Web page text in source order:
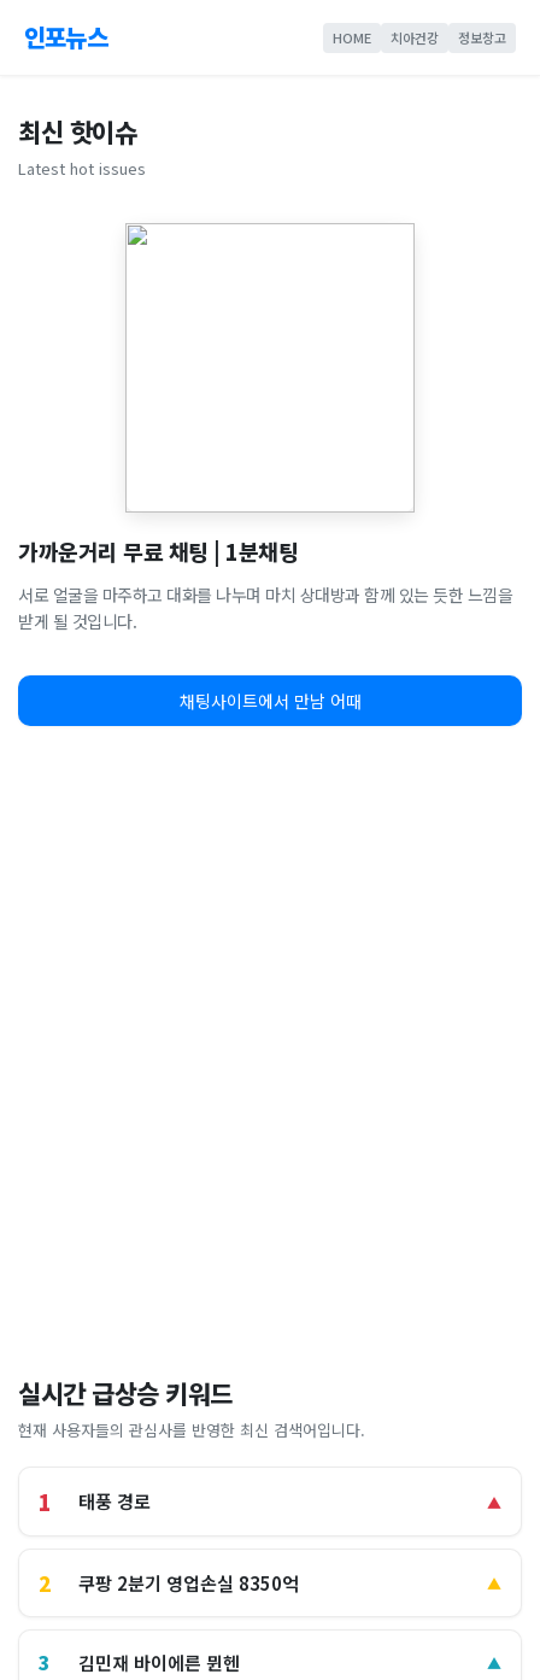
인포뉴스 HOME 치아건강 정보창고
최신 핫이슈
Latest hot issues
가까운거리 무료 채팅 | 1분채팅
서로 얼굴을 마주하고 대화를 나누며 마치 상대방과 함께 있는 듯한 느낌을
받게 될 것입니다.
채팅사이트에서 만남 어때
실시간 급상승 키워드
현재 사용자들의 관심사를 반영한 최신 검색어입니다.
1 태풍 경로 ▲
2 쿠팡 2분기 영업손실 8350억 ▲
3 김민재 바이에른 뮌헨 ▲